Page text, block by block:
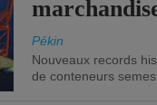
Pékin
Nouveaux records
de conteneurs